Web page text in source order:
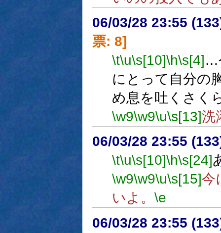
06/03/28 23:55
票: 8]
\t\u\s[10]\h\s[4]…
にとって自分の
め息を吐くさく
\w9\w9\u\s[13]洗
06/03/28 23:55
\t\u\s[10]\h\s[24]
\w9\w9\u\s[15]今
いよ。 \e
06/03/28 23:55